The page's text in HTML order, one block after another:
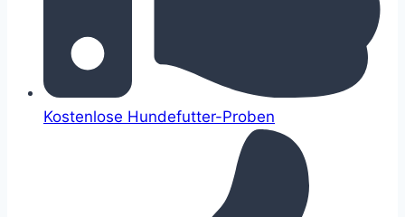
Kostenlose Hundefutter-Proben